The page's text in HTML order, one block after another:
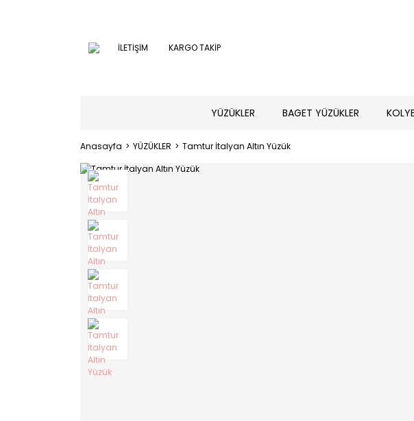
İLETİŞİM KARGO TAKİP
YÜZÜKLER BAGET YÜZÜKLER
Anasayfa YÜZÜKLER Tamtur İtalyan Altın Yüzük